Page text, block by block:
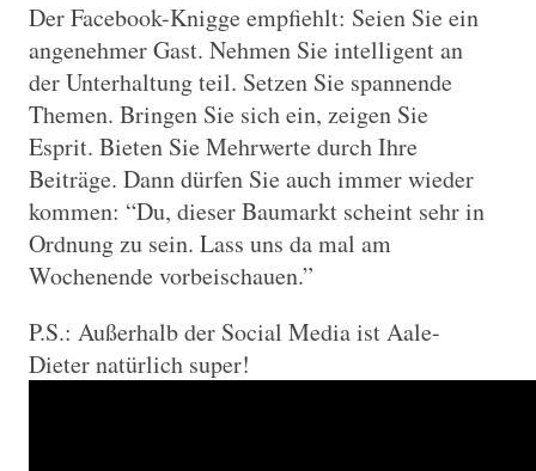
Der Facebook-Knigge empfiehlt: Seien Sie ein
angenehmer Gast. Nehmen Sie intelligent an
der Unterhaltung teil. Setzen Sie spannende
Themen. Bringen Sie sich ein, zeigen Sie
Esprit. Bieten Sie Mehrwerte durch Ihre
Beiträge. Dann dürfen Sie auch immer wieder
kommen: “Du, dieser Baumarkt scheint sehr in
Ordnung zu sein. Lass uns da mal am
Wochenende vorbeischauen.”
P.S.: Außerhalb der Social Media ist Aale-
Dieter natürlich super!